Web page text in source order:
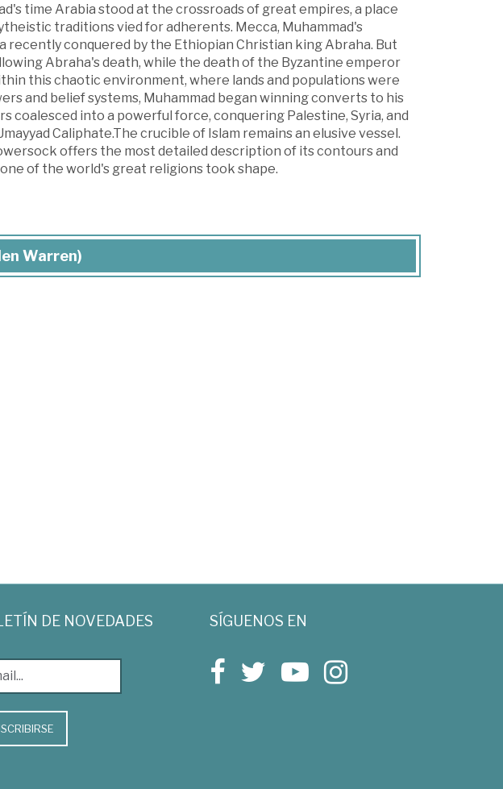
time Arabia stood at the crossroads of great empires, a place
traditions vied for adherents. Mecca, Muhammad's
conquered by the Ethiopian Christian king Abraha. But
Abraha's death, while the death of the Byzantine emperor
this chaotic environment, where lands and populations were
and belief systems, Muhammad began winning converts to his
coalesced into a powerful force, conquering Palestine, Syria, and
Caliphate.The crucible of Islam remains an elusive vessel.
offers the most detailed description of its contours and
of the world's great religions took shape.
Warren)
DE NOVEDADES SÍGUENOS EN